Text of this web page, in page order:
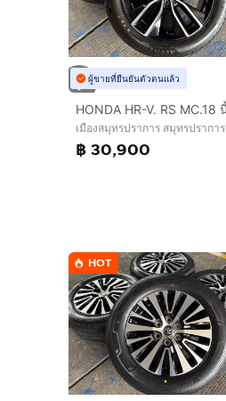
ผู้ขายที่ยืนยันตัวตนแล้ว
เมืองสมุทรปราการ สมุทรปราการ
฿ 30,900
HOT